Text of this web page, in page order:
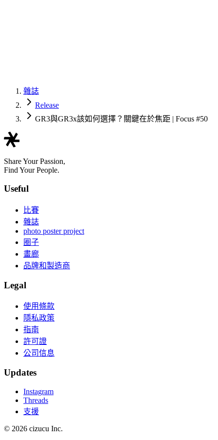
雜誌
Release
GR3與GR3x該如何選擇？關鍵在於焦距 | Focus #50
Share Your Passion,
Find Your People.
Useful
比賽
雜誌
photo poster project
圈子
畫廊
品牌和製造商
Legal
使用條款
隱私政策
指南
許可證
公司信息
Updates
Instagram
Threads
支援
© 2026 cizucu Inc.